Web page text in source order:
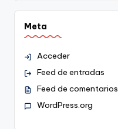
Meta
Acceder
Feed de entradas
Feed de comentarios
WordPress.org